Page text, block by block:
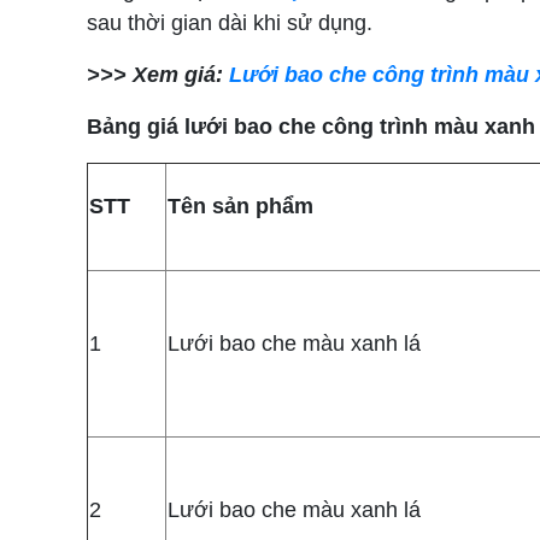
sau thời gian dài khi sử dụng.
>>> Xem giá: Lưới bao che công trình màu
Bảng giá lưới bao che công trình màu
STT Tên sản phẩm
1 Lưới bao che màu xanh lá
2 Lưới bao che màu xanh lá